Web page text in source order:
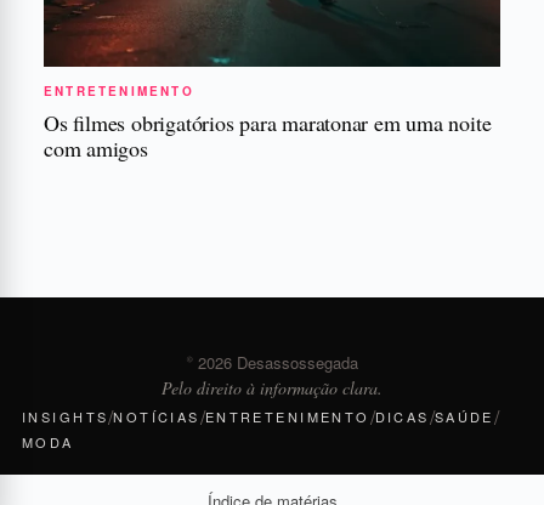
ENTRETENIMENTO
Os filmes obrigatórios para maratonar em uma noite
com amigos
© 2026 Desassossegada
Pelo direito à informação clara.
INSIGHTS/NOTÍCIAS/ENTRETENIMENTO /DICAS/SAÚDE/
MODA
Índice de matérias